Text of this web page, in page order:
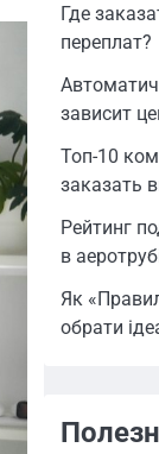
Где
переплат?
зависит
Топ-10
заказать
Рейтинг
в
Як
обрати